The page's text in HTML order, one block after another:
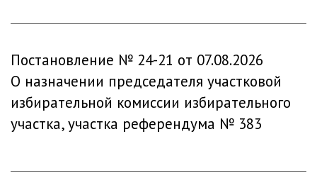
Постановление № 24-21 от 07.08.2026
О назначении председателя участковой
избирательной комиссии избирательного
участка, участка референдума № 383